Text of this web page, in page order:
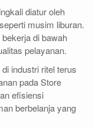
diatur oleh
musim liburan.
di bawah
pelayanan.
industri ritel terus
pada Store
efisiensi
berbelanja yang